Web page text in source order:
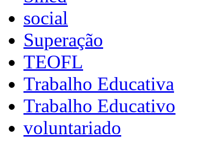
social
Superação
TEOFL
Trabalho Educativa
Trabalho Educativo
voluntariado